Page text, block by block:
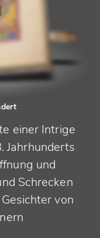
einer Intrige
Jahrhunderts
und
Schrecken
von